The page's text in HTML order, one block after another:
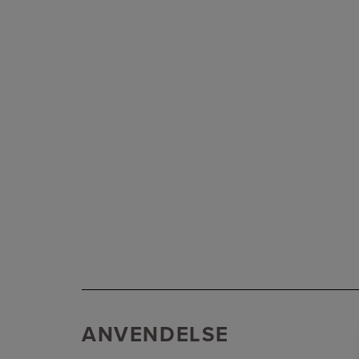
ANVENDELSE